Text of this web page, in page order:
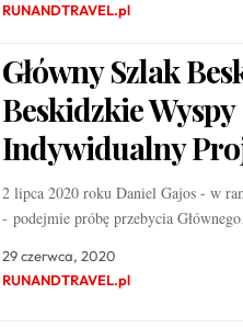
RUNANDTRAVEL.pl
Główny Szlak
Beskidzkie Wyspy
Indywidualny
2 lipca 2020 roku Daniel Gajos - w
- podejmie próbę przebycia
29 czerwca, 2020
RUNANDTRAVEL.pl